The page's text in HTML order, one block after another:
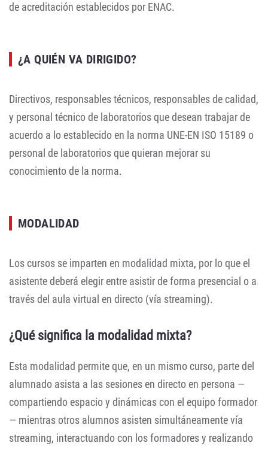
de acreditación establecidos por ENAC.
¿A QUIÉN VA DIRIGIDO?
Directivos, responsables técnicos, responsables de calidad,
y personal técnico de laboratorios que desean trabajar de
acuerdo a lo establecido en la norma UNE-EN ISO 15189 o
personal de laboratorios que quieran mejorar su
conocimiento de la norma.
MODALIDAD
Los cursos se imparten en modalidad mixta, por lo que el
asistente deberá elegir entre asistir de forma presencial o a
través del aula virtual en directo (vía streaming).
¿Qué significa la modalidad mixta?
Esta modalidad permite que, en un mismo curso, parte del
alumnado asista a las sesiones en directo en persona —
compartiendo espacio y dinámicas con el equipo formador
— mientras otros alumnos asisten simultáneamente vía
streaming, interactuando con los formadores y realizando